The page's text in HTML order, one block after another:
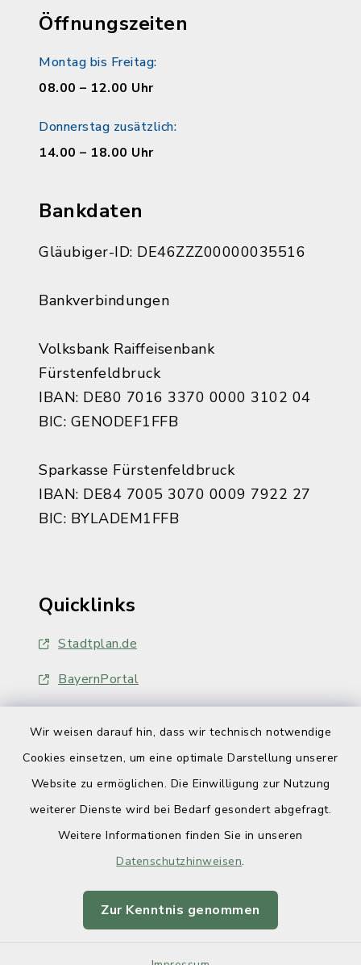
Wir weisen darauf hin, dass wir technisch notwendige
Cookies einsetzen, um eine optimale Darstellung unserer
Website zu ermöglichen. Die Einwilligung zur Nutzung
weiterer Dienste wird bei Bedarf gesondert abgefragt.
Weitere Informationen finden Sie in unseren
Datenschutzhinweisen.
Zur Kenntnis genommen
Öffnungszeiten
Montag bis Freitag:
08.00 – 12.00 Uhr
Donnerstag zusätzlich:
14.00 – 18.00 Uhr
Bankdaten
Gläubiger-ID: DE46ZZZ00000035516
Bankverbindungen
Volksbank Raiffeisenbank
Fürstenfeldbruck
IBAN: DE80 7016 3370 0000 3102 04
BIC: GENODEF1FFB
Sparkasse Fürstenfeldbruck
IBAN: DE84 7005 3070 0009 7922 27
BIC: BYLADEM1FFB
Quicklinks
Stadtplan.de
BayernPortal
Barrierefreiheit
Impressum